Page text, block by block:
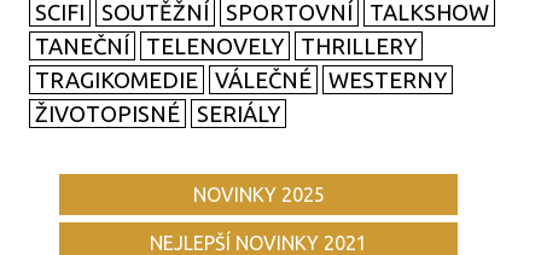
SCIFI
SOUTĚŽNÍ SPORTOVNÍ
TALKSHOW
TANEČNÍ
TELENOVELY
THRILLERY
TRAGIKOMEDIE
VÁLEČNÉ
WESTERNY
ŽIVOTOPISNÉ
SERIÁLY
NOVINKY 2025
NEJLEPŠÍ NOVINKY 2021